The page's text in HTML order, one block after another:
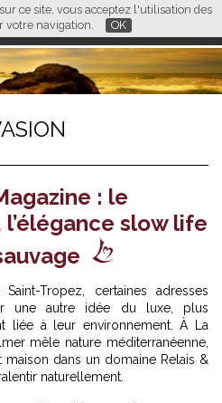
ce site, vous acceptez l'utilisation des
votre navigation.
OK
FR EN CN
: le
l’élégance slow life
Tropez, certaines adresses
une autre idée du luxe, plus
liée à leur environnement. À La
mêle nature méditerranéenne,
dans un domaine Relais &
naturellement.